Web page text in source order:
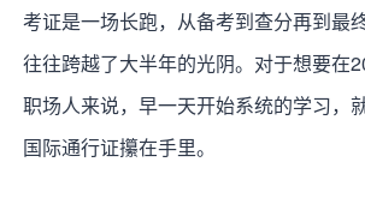
考证是一场长跑，从备考到查分再到最
往往跨越了大半年的光阴。对于想要在
职场人来说，早一天开始系统的学习，
国际通行证攥在手里。